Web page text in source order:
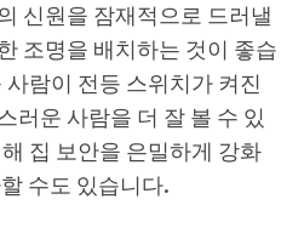
신원을 잠재적으로 드러낼
조명을 배치하는 것이 좋습
람이 전등 스위치가 켜진
러운 사람을 더 잘 볼 수 있
집 보안을 은밀하게 강화
수도 있습니다.